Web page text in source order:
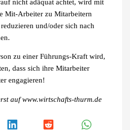
nicht adäquat achtet, wird mit
Mit-Arbeiter zu Mitarbeitern
und/oder sich nach
zu einer Führungs-Kraft wird,
dass sich ihre Mitarbeiter
engagieren!
auf www.wirtschafts-thurm.de